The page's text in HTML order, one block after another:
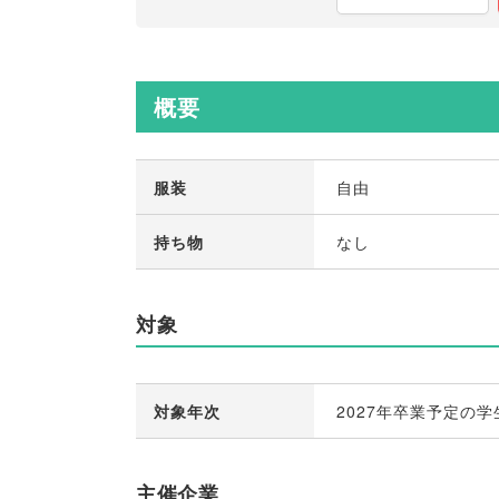
概要
服装 自由
持ち物 なし
対象
対象年次 2027年卒業予定の学